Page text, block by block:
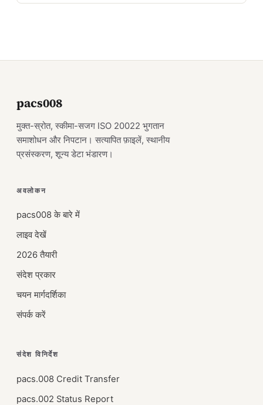
pacs008
मुक्त-स्रोत, स्कीमा-सजग ISO 20022 भुगतान
समाशोधन और निपटान। सत्यापित फ़ाइलें, स्थानीय
प्रसंस्करण, शून्य डेटा भंडारण।
अवलोकन
pacs008 के बारे में
लाइव देखें
2026 तैयारी
संदेश प्रकार
चयन मार्गदर्शिका
संपर्क करें
संदेश विनिर्देश
pacs.008 Credit Transfer
pacs.002 Status Report